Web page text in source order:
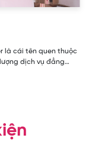
là cái tên quen thuộc
dịch vụ đẳng